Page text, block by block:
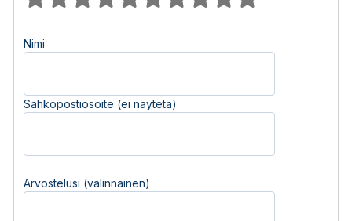
Nimi
Sähköpostiosoite (ei näytetä)
Arvostelusi (valinnainen)